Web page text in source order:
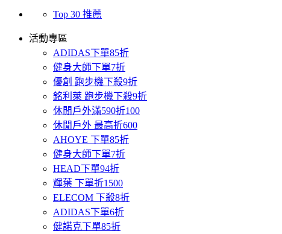
Top 30 推薦
活動專區
ADIDAS下單85折
健身大師下單7折
優創 跑步機下殺9折
銘利萊 跑步機下殺9折
休閒戶外滿590折100
休閒戶外 最高折600
AHOYE 下單85折
健身大師下單7折
HEAD下單94折
輝葉 下單折1500
ELECOM 下殺8折
ADIDAS下單6折
健諾克下單85折